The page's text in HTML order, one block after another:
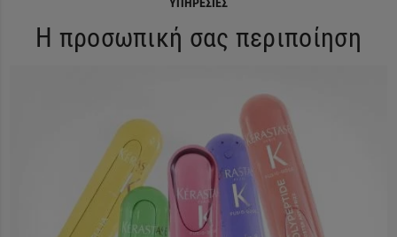
Η προσωπική σας περιποίηση